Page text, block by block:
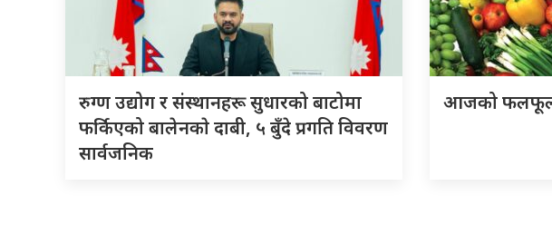
रुग्ण उद्योग र संस्थानहरू सुधारको बाटोमा
फर्किएको बालेनकाे दाबी, ५ बुँदे प्रगति विवरण
सार्वजनिक
आजको फलफूल